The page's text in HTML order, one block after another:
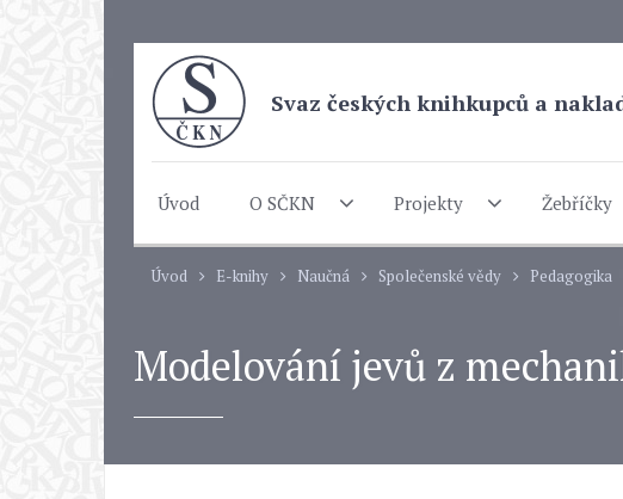
Svaz českých knihkupců a
Úvod O SČKN Projekty Žebříčky
Úvod E-knihy Naučná Společenské vědy Pedagogika
Modelování jevů z